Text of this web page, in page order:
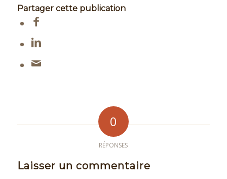
Partager cette publication
0
RÉPONSES
Laisser un commentaire